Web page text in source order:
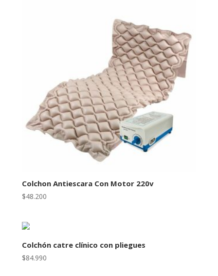
Colchon Antiescara Con Motor 220v
$48.200
Colchón catre clínico con pliegues
$84.990